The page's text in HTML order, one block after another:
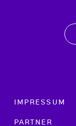
Footer menu
IMPRESSUM
PARTNER